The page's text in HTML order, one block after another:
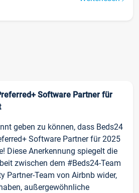
Software Partner für
geben zu können, dass Beds24
Software Partner für 2025
Diese Anerkennung spiegelt die
zwischen dem #Beds24-Team
Partner-Team von Airbnb wider,
außergewöhnliche